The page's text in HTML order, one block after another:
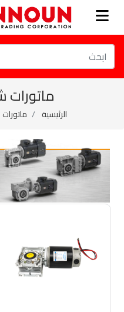
ماتورات
الرئيسية ماتورات